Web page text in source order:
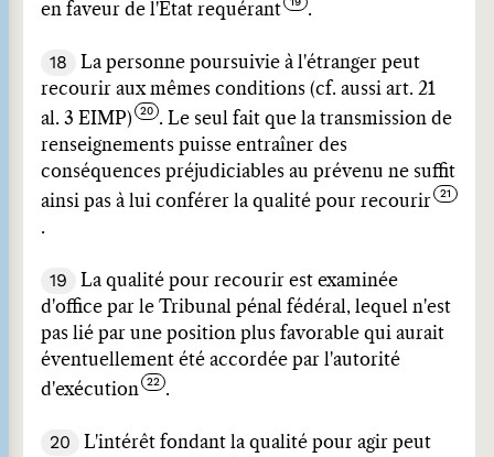
en faveur de l'Etat requérant
.
18
La personne poursuivie à l'étranger peut
recourir aux mêmes conditions (cf. aussi art. 21
al. 3 EIMP)
. Le seul fait que la transmission de
renseignements puisse entraîner des
conséquences préjudiciables au prévenu ne suffit
ainsi pas à lui conférer la qualité pour recourir
.
19
La qualité pour recourir est examinée
d'office par le Tribunal pénal fédéral, lequel n'est
pas lié par une position plus favorable qui aurait
éventuellement été accordée par l'autorité
d'exécution
.
20
L'intérêt fondant la qualité pour agir peut